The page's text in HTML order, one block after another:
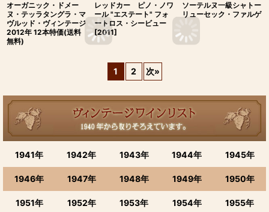
オーガニック・ドメー
ヌ・テッラタングラ・マ
ヴルッド・ヴィンテージ
2012年 12本特価(送料
無料)
レッドカー ピノ・ノワ
ール "エステート" フォ
ートロス・シービュー
[2011]
ソーテルヌ一級シャトー
リューセック・ファルゲ
1 2 次»
1941年 1942年 1943年 1944年 1945年
1946年 1947年 1948年 1949年 1950年
1951年 1952年 1953年 1954年 1955年